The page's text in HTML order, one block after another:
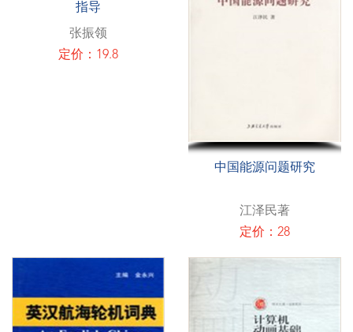
指导
张振领
定价：19.8
中国能源问题研究
江泽民著
定价：28